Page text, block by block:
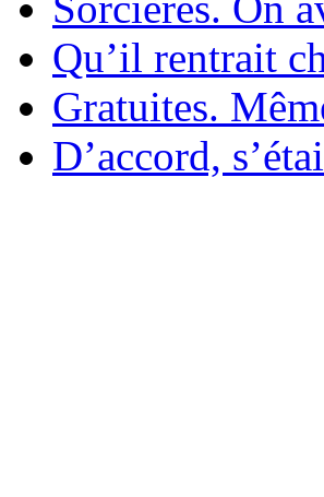
Qu’il rentrait
Gratuites.
D’accord,